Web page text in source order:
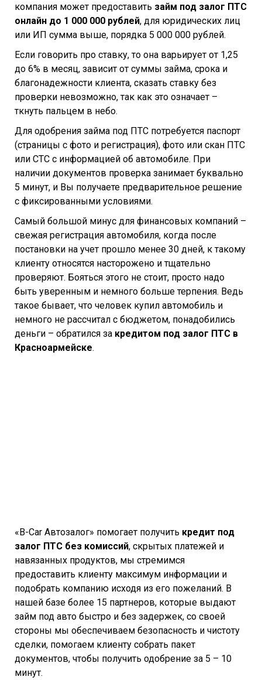
компания может предоставить займ под залог ПТС
онлайн до 1 000 000 рублей, для юридических лиц
или ИП сумма выше, порядка 5 000 000 рублей.
Если говорить про ставку, то она варьирует от 1,25
до 6% в месяц, зависит от суммы займа, срока и
благонадежности клиента, сказать ставку без
проверки невозможно, так как это означает –
ткнуть пальцем в небо.
Для одобрения займа под ПТС потребуется паспорт
(страницы с фото и регистрация), фото или скан ПТС
или СТС с информацией об автомобиле. При
наличии документов проверка занимает буквально
5 минут, и Вы получаете предварительное решение
с фиксированными условиями.
Самый большой минус для финансовых компаний –
свежая регистрация автомобиля, когда после
постановки на учет прошло менее 30 дней, к такому
клиенту относятся насторожено и тщательно
проверяют. Бояться этого не стоит, просто надо
быть уверенным и немного больше терпения. Ведь
такое бывает, что человек купил автомобиль и
немного не рассчитал с бюджетом, понадобились
деньги – обратился за кредитом под залог ПТС в
Красноармейске.
«B-Car Автозалог» помогает получить кредит под
залог ПТС без комиссий, скрытых платежей и
навязанных продуктов, мы стремимся
предоставить клиенту максимум информации и
подобрать компанию исходя из его пожеланий. В
нашей базе более 15 партнеров, которые выдают
займ под авто быстро и без задержек, со своей
стороны мы обеспечиваем безопасность и чистоту
сделки, помогаем клиенту собрать пакет
документов, чтобы получить одобрение за 5 – 10
минут.